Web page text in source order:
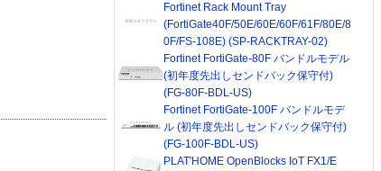
Fortinet Rack Mount Tray
(FortiGate40F/50E/60E/60F/61F/80E/8
0F/FS-108E) (SP-RACKTRAY-02)
Fortinet FortiGate-80F バンドルモデル
(初年度先出しセンドバック保守付)
(FG-80F-BDL-US)
Fortinet FortiGate-100F バンドルモデ
ル (初年度先出しセンドバック保守付)
(FG-100F-BDL-US)
PLAT'HOME OpenBlocks IoT FX1/E